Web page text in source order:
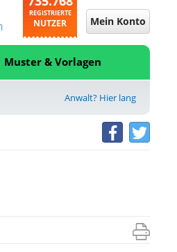
REGISTRIERTE
NUTZER Mein Konto
Muster & Vorlagen
Anwalt? Hier lang